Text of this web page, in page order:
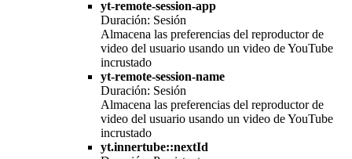
yt-remote-session-app
Duración: Sesión
Almacena las preferencias del reproductor de
video del usuario usando un video de YouTube
incrustado
yt-remote-session-name
Duración: Sesión
Almacena las preferencias del reproductor de
video del usuario usando un video de YouTube
incrustado
yt.innertube::nextId